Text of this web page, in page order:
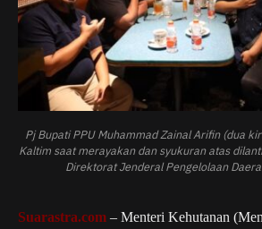
Pj Bupati PPU Muhammad Zainal Arifin (dua
Kaltim saat merayakan dan syukuran atas
Direktorat Jenderal Pengelolaan
Suarastra.com – Menteri Kehutanan